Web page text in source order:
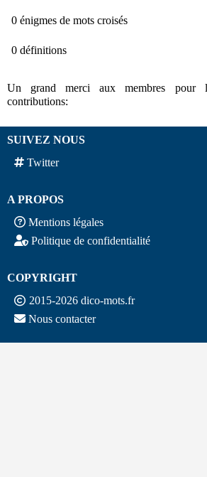
0 énigmes de mots croisés
0 définitions
Un grand merci aux membres pour
contributions:
SUIVEZ NOUS
Twitter
A PROPOS
Mentions légales
Politique de confidentialité
COPYRIGHT
2015-2026 dico-mots.fr
Nous contacter